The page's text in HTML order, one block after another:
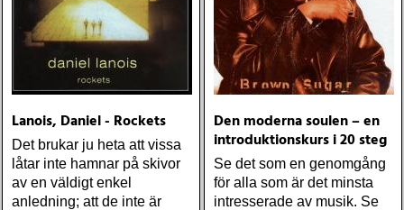
Lanois, Daniel - Rockets
Det brukar ju heta att vissa
låtar inte hamnar på skivor
av en väldigt enkel
anledning; att de inte är
Den moderna soulen – en
introduktionskurs i 20 steg
Se det som en genomgång
för alla som är det minsta
intresserade av musik. Se